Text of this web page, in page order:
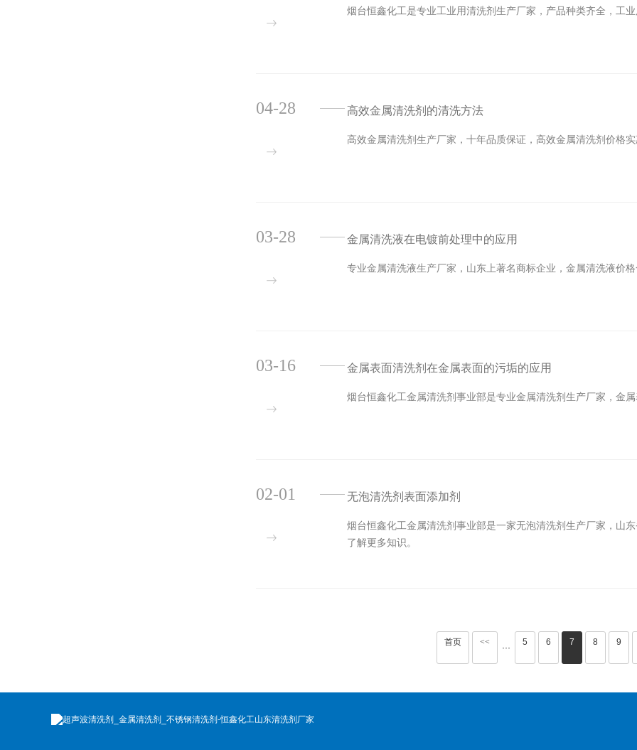
烟台恒鑫化工是专业工业用清洗剂生产厂家，产品种类齐全，工
高效金属清洗剂的清洗方法
高效金属清洗剂生产厂家，十年品质保证，高效金属清洗剂价格
04-28
金属清洗液在电镀前处理中的应用
专业金属清洗液生产厂家，山东上著名商标企业，金属清洗液价
03-28
金属表面清洗剂在金属表面的污垢的应用
烟台恒鑫化工金属清洗剂事业部是专业金属清洗剂生产厂家，金
03-16
无泡清洗剂表面添加剂
烟台恒鑫化工金属清洗剂事业部是一家无泡清洗剂生产厂家，山
了解更多知识。
02-01
首页 <<
···
5 6 7 8 9